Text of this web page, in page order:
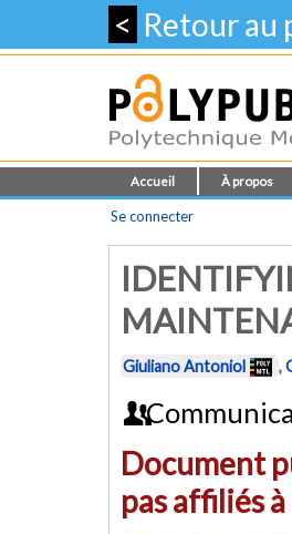
< Retour
Accueil À propos
Se connecter
Giuliano Antoniol ,
Document
pas affiliés